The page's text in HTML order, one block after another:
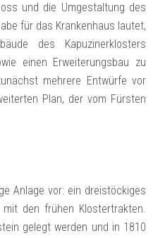
und die Umgestaltung des
für das Krankenhaus lautet,
des Kapuzinerklosters
einen Erweiterungsbau zu
mehrere Entwürfe vor
Plan, der vom Fürsten
Anlage vor: ein dreistöckiges
mit den frühen Klostertrakten.
gelegt werden und in 1810